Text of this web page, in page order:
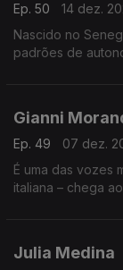
Ep. 50
14 dez.
Nascido no
padrões de
Gianni
Ep. 49
07 dez.
É uma das vozes
italiana – chega
Julia Medina